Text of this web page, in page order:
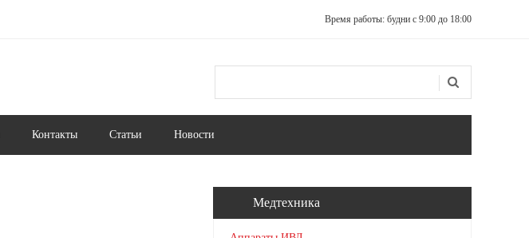
Время работы: будни с 9:00 до 18:00
Контакты Статьи Новости
Медтехника